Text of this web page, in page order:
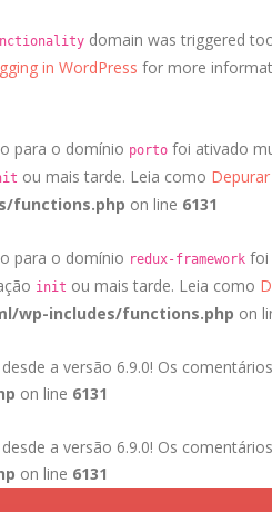
domain was triggered
in WordPress for more
para o domínio porto foi ativado
ou mais tarde. Leia como
functions.php on line 6131
para o domínio redux-framework foi
init ou mais tarde. Leia como
wp-includes/functions.php on
desde a versão 6.9.0! Os
on line 6131
desde a versão 6.9.0! Os
on line 6131